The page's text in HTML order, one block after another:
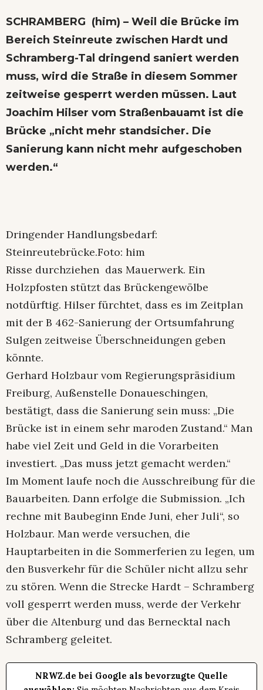
SCHRAMBERG (him) – Weil die Brücke im
Bereich Steinreute zwischen Hardt und
Schramberg-Tal dringend saniert werden
muss, wird die Straße in diesem Sommer
zeitweise gesperrt werden müssen. Laut
Joachim Hilser vom Straßenbauamt ist die
Brücke „nicht mehr standsicher. Die
Sanierung kann nicht mehr aufgeschoben
werden.“
Dringender Handlungsbedarf:
Steinreutebrücke.Foto: him
Risse durchziehen das Mauerwerk. Ein
Holzpfosten stützt das Brückengewölbe
notdürftig. Hilser fürchtet, dass es im Zeitplan
mit der B 462-Sanierung der Ortsumfahrung
Sulgen zeitweise Überschneidungen geben
könnte.
Gerhard Holzbaur vom Regierungspräsidium
Freiburg, Außenstelle Donaueschingen,
bestätigt, dass die Sanierung sein muss: „Die
Brücke ist in einem sehr maroden Zustand.“ Man
habe viel Zeit und Geld in die Vorarbeiten
investiert. „Das muss jetzt gemacht werden.“
Im Moment laufe noch die Ausschreibung für die
Bauarbeiten. Dann erfolge die Submission. „Ich
rechne mit Baubeginn Ende Juni, eher Juli“, so
Holzbaur. Man werde versuchen, die
Hauptarbeiten in die Sommerferien zu legen, um
den Busverkehr für die Schüler nicht allzu sehr
zu stören. Wenn die Strecke Hardt – Schramberg
voll gesperrt werden muss, werde der Verkehr
über die Altenburg und das Bernecktal nach
Schramberg geleitet.
NRWZ.de bei Google als bevorzugte Quelle